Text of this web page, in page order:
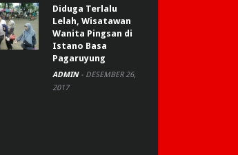
Diduga Terlalu
Lelah, Wisatawan
Wanita Pingsan di
Istano Basa
Pagaruyung
ADMIN - DESEMBER 26,
2017